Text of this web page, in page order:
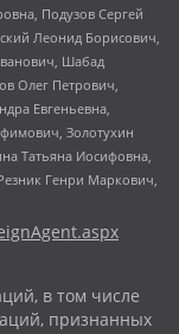
Подузов Сергей
Леонид Борисович,
Шабад
Олег Петрович,
Евгеньевна,
Золотухин
Татьяна Иосифовна,
Генри Маркович,
в том числе
признанных